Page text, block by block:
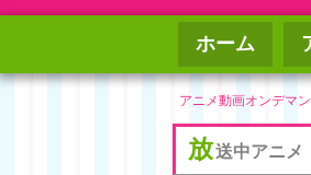
ホーム
アニメ動画オンデマ
放送中アニメ